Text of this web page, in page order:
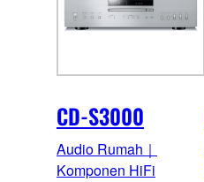
CD-S3000
Audio Rumah｜
Komponen HiFi